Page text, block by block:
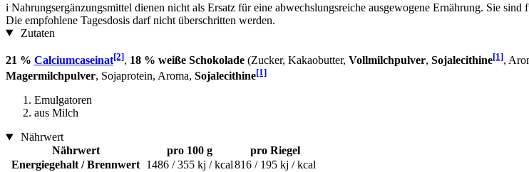
i Nahrungsergänzungsmittel dienen nicht als Ersatz für eine abwechslungsreiche ausgewogene Ernährung. Sie
Die empfohlene Tagesdosis darf nicht überschritten werden.
Zutaten
21 % Calciumcaseinat[2], 18 % weiße Schokolade (Zucker, Kakaobutter, Vollmilchpulver, Sojalecithine[1],
Magermilchpulver, Sojaprotein, Aroma, Sojalecithine[1]
Emulgatoren
aus Milch
Nährwert
Nährwert
pro 100 g
pro Riegel
Energiegehalt / Brennwert 1486 / 355 kj / kcal816 / 195 kj / kcal